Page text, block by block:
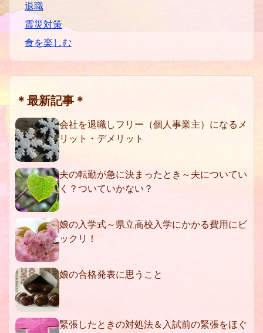
退職
震災対策
食を楽しむ
＊最新記事＊
会社を退職しフリー（個人事業主）になるメ
リット・デメリット
夫の転勤が急に決まったとき～夫についてい
く？ついていかない？
娘の入学式～県立高校入学にかかる費用にビ
ックリ！
娘の合格発表に思うこと
緊張したときの対処法＆入試前の緊張をほぐ